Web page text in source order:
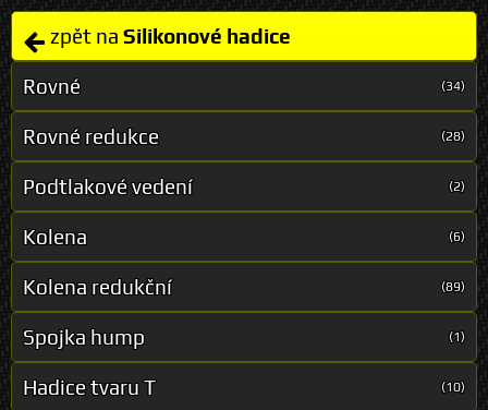
zpět na Silikonové hadice
Rovné (34)
Rovné redukce (28)
Podtlakové vedení (2)
Kolena (6)
Kolena redukční (89)
Spojka hump (1)
Hadice tvaru T (10)